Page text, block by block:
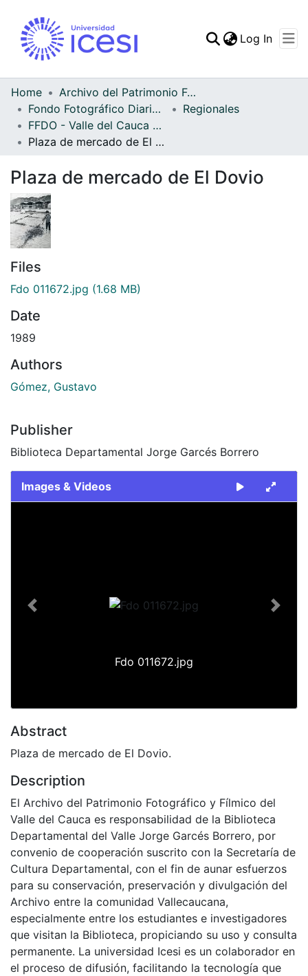
Statistics
Log In
Home
Archivo del Patrimonio Fotográfico y Fílmico del Valle del Cauca
Fondo Fotográfico Diario Occidente
Regionales
FFDO - Valle del Cauca - Patrimonial
Plaza de mercado de El Dovio
Plaza de mercado de El Dovio
Files
Fdo 011672.jpg (1.68 MB)
Date
1989
Authors
Gómez, Gustavo
Publisher
Biblioteca Departamental Jorge Garcés Borrero
Images & Videos
Fdo 011672.jpg
Previous Next
Abstract
Plaza de mercado de El Dovio.
Description
El Archivo del Patrimonio Fotográfico y Fílmico del
Valle del Cauca es responsabilidad de la Biblioteca
Departamental del Valle Jorge Garcés Borrero, por
convenio de cooperación suscrito con la Secretaría de
Cultura Departamental, con el fin de aunar esfuerzos
para su conservación, preservación y divulgación del
Archivo entre la comunidad Vallecaucana,
especialmente entre los estudiantes e investigadores
que visitan la Biblioteca, propiciando su uso y consulta
permanente. La universidad Icesi es un colaborador en
el proceso de difusión, facilitando la tecnología que